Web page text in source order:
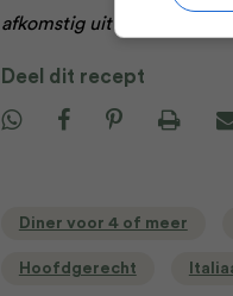
afkomstig uit het boek
Deel dit recept
Diner voor 4 of meer
Hoofdgerecht